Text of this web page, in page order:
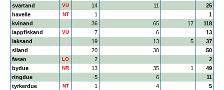
svartand VU 14 11
25
havelle
NT 1
1
kvinand
36 65 17
118
lappfiskand
VU 7 6
13
laksand
19 13 5
37
siland
20 30
50
fasan
LO 2
2
bydue
NR 13 35 1
49
ringdue
5 6
11
tyrkerdue
NT 1 4
5